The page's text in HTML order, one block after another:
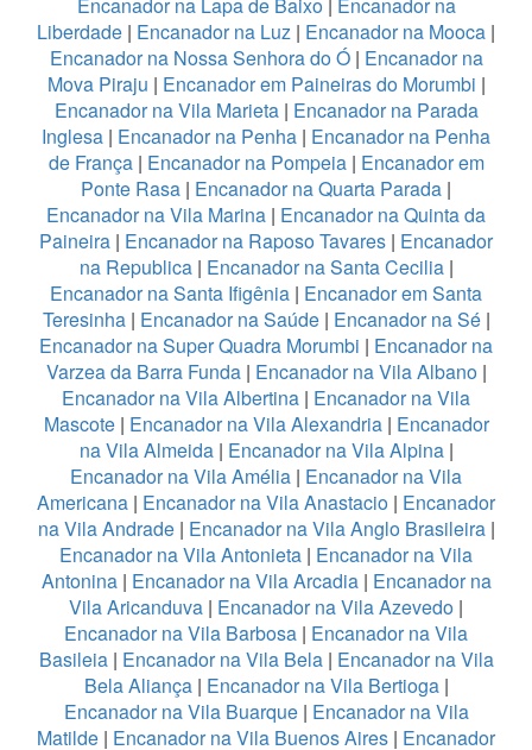
Liberdade | Encanador na Luz | Encanador na Mooca |
Encanador na Nossa Senhora do Ó| Encanador na
Mova Piraju | Encanador em Paineiras do Morumbi |
Encanador na Vila Marieta| Encanador na Parada
Inglesa | Encanador na Penha | Encanador na Penha
de França | Encanador na Pompeia| Encanador em
Ponte Rasa | Encanador na Quarta Parada |
Encanador na Vila Marina | Encanador na Quinta da
Paineira | Encanador na Raposo Tavares | Encanador
na Republica| Encanador na Santa Cecilia|
Encanador na Santa Ifigênia | Encanador em Santa
Teresinha| Encanador na Saúde| Encanador na Sé|
Encanador na Super Quadra Morumbi | Encanador na
Varzea da Barra Funda| Encanador na Vila Albano|
Encanador na Vila Albertina | Encanador na Vila
Mascote| Encanador na Vila Alexandria| Encanador
na Vila Almeida | Encanador na Vila Alpina |
Encanador na Vila Amélia | Encanador na Vila
Americana | Encanador na Vila Anastacio | Encanador
na Vila Andrade| Encanador na Vila Anglo Brasileira|
Encanador na Vila Antonieta | Encanador na Vila
Antonina| Encanador na Vila Arcadia | Encanador na
Vila Aricanduva | Encanador na Vila Azevedo |
Encanador na Vila Barbosa | Encanador na Vila
Basileia| Encanador na Vila Bela| Encanador na Vila
Bela Aliança| Encanador na Vila Bertioga|
Encanador na Vila Buarque| Encanador na Vila
Matilde | Encanador na Vila Buenos Aires | Encanador